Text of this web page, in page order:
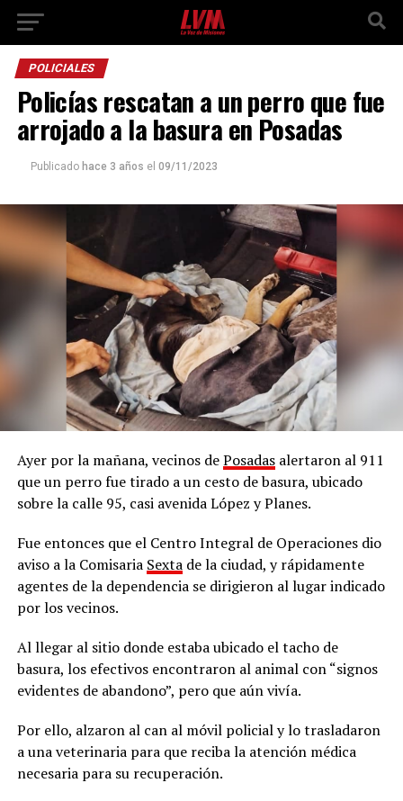
POLICIALES
Policías rescatan a un perro que fue
arrojado a la basura en Posadas
Publicado hace 3 años el 09/11/2023
Ayer por la mañana, vecinos dePosadasalertaron al 911
que un perro fue tirado a un cesto de basura, ubicado
sobre la calle 95, casi avenida López y Planes.
Fue entonces que el Centro Integral de Operaciones dio
aviso a la Comisaria Sextade la ciudad, y rápidamente
agentes de la dependencia se dirigieron al lugar indicado
por los vecinos.
Al llegar al sitio donde estaba ubicado el tacho de
basura, los efectivos encontraron al animal con “signos
evidentes de abandono”, pero que aún vivía.
Por ello, alzaron al can al móvil policial y lo trasladaron
a una veterinaria para que reciba la atención médica
necesaria para su recuperación.